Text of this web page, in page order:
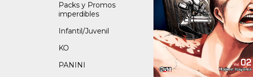
Packs y Promos
imperdibles
Infantil/Juvenil
KO
PANINI